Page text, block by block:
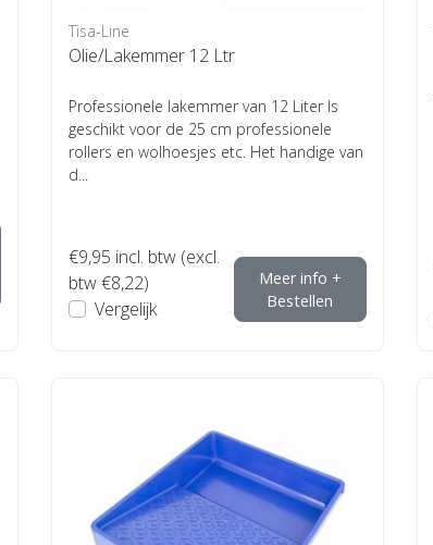
Tisa-Line
Olie/Lakemmer 12 Ltr
Professionele lakemmer van 12 Liter Is
geschikt voor de 25 cm professionele
rollers en wolhoesjes etc. Het handige van
d...
€9,95 incl. btw (excl.
btw €8,22)
Vergelijk
Meer info +
Bestellen